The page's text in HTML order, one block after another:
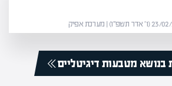
אדר תשפ״ו) | מערכת אפיק
בנושא מטבעות דיגיטליים